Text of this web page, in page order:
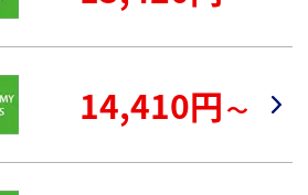
14,410円 ～